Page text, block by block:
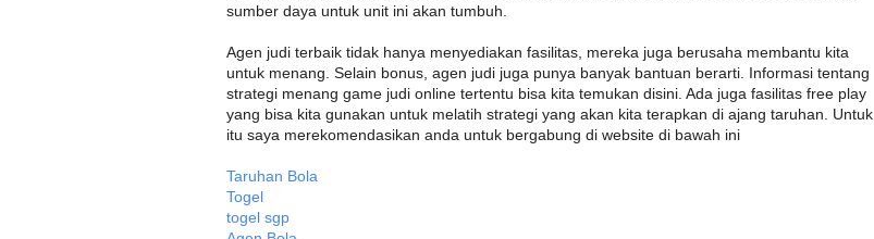
sumber daya untuk unit ini akan tumbuh.
Agen judi terbaik tidak hanya menyediakan fasilitas, mereka juga berusaha membantu kita
untuk menang. Selain bonus, agen judi juga punya banyak bantuan berarti. Informasi tentang
strategi menang game judi online tertentu bisa kita temukan disini. Ada juga fasilitas free play
yang bisa kita gunakan untuk melatih strategi yang akan kita terapkan di ajang taruhan. Untuk
itu saya merekomendasikan anda untuk bergabung di website di bawah ini
Taruhan Bola
Togel
togel sgp